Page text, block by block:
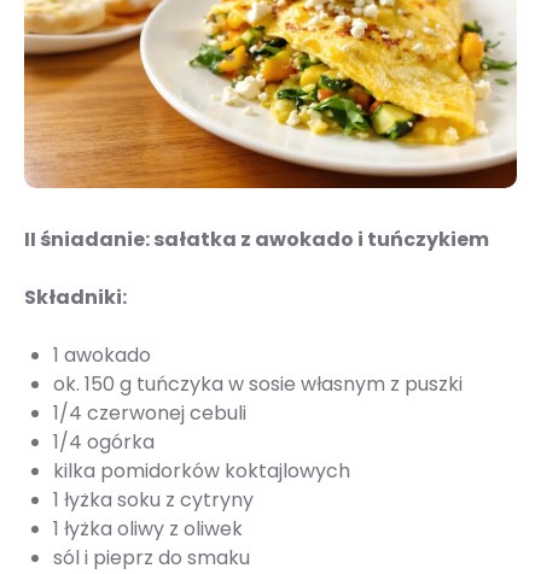
II śniadanie: sałatka z awokado i tuńczykiem
Składniki:
1 awokado
ok. 150 g tuńczyka w sosie własnym z puszki
1/4 czerwonej cebuli
1/4 ogórka
kilka pomidorków koktajlowych
1 łyżka soku z cytryny
1 łyżka oliwy z oliwek
sól i pieprz do smaku